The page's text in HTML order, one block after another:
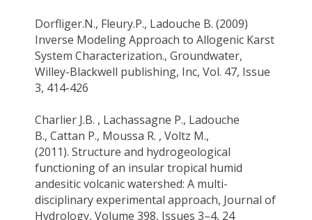
Dorfliger.N., Fleury.P., Ladouche B. (2009)
Inverse Modeling Approach to Allogenic Karst
System Characterization., Groundwater,
Willey-Blackwell publishing, Inc, Vol. 47, Issue
3, 414-426
Charlier J.B. , Lachassagne P., Ladouche
B., Cattan P., Moussa R. , Voltz M.,
(2011). Structure and hydrogeological
functioning of an insular tropical humid
andesitic volcanic watershed: A multi-
disciplinary experimental approach, Journal of
Hydrology, Volume 398, Issues 3–4, 24